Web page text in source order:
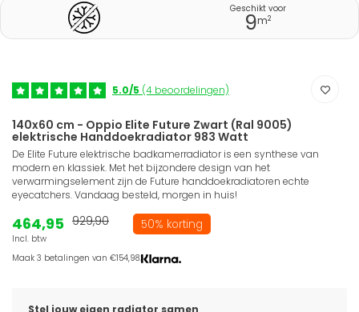
Geschikt voor
9m2
5.0/5 (4 beoordelingen)
140x60 cm - Oppio Elite Future Zwart (Ral 9005)
elektrische Handdoekradiator 983 Watt
De Elite Future elektrische badkamerradiator is een synthese van
modern en klassiek. Met het bijzondere design van het
verwarmingselement zijn de Future handdoekradiatoren echte
eyecatchers. Vandaag besteld, morgen in huis!
464,95
Incl. btw
929,90 50% korting
Maak 3 betalingen van €154,98.